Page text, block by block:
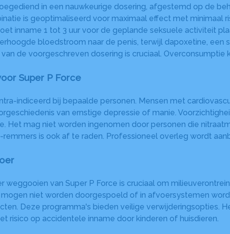
in een nauwkeurige dosering, afgestemd op de
is geoptimaliseerd voor maximaal effect met minimaal
inname 1 tot 3 uur voor de geplande seksuele activiteit
bloedstroom naar de penis, terwijl dapoxetine,
de voorgeschreven dosering is cruciaal. Overconsumptie
Super P Force
indiceerd bij bepaalde personen. Mensen met
van ernstige depressie of manie.
Het mag niet worden ingenomen door personen die
remmers is ook af te raden. Professioneel overleg wordt
weggooien van Super P Force is cruciaal om
niet worden doorgespoeld of in afvoersystemen
Deze programma's bieden veilige verwijderingsopties.
risico op accidentele inname door kinderen of huisdieren.